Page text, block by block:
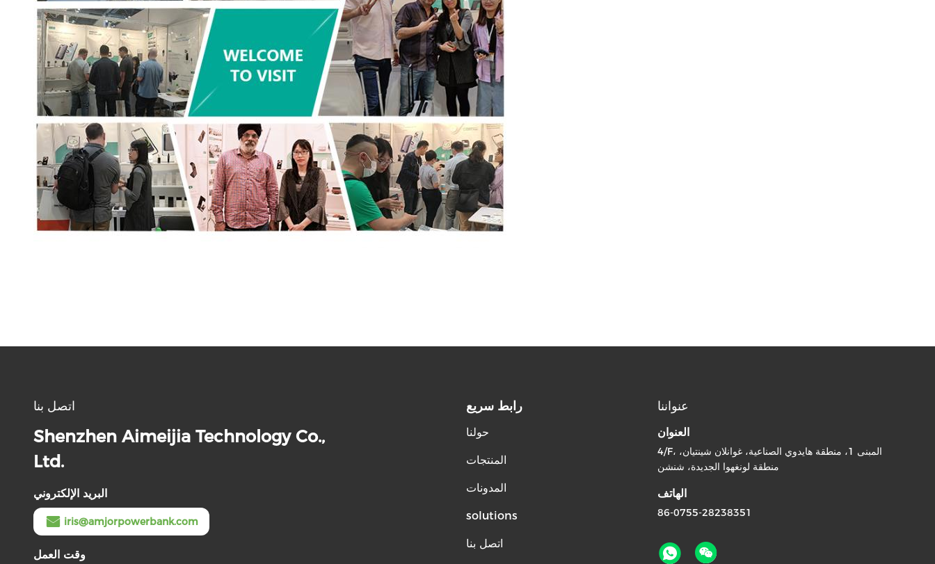
اتصل بنا
Shenzhen Aimeijia Technology Co.,
Ltd.
البريد الإلكتروني
iris@amjorpowerbank.com
وقت العمل
رابط سريع
حولنا
المنتجات
المدونات
solutions
اتصل بنا
عنواننا
العنوان
4/F، المبنى 1، منطقة هايدوي الصناعية، غوانلان شينتيان،
منطقة لونغهوا الجديدة، شنشن
الهاتف
86-0755-28238351